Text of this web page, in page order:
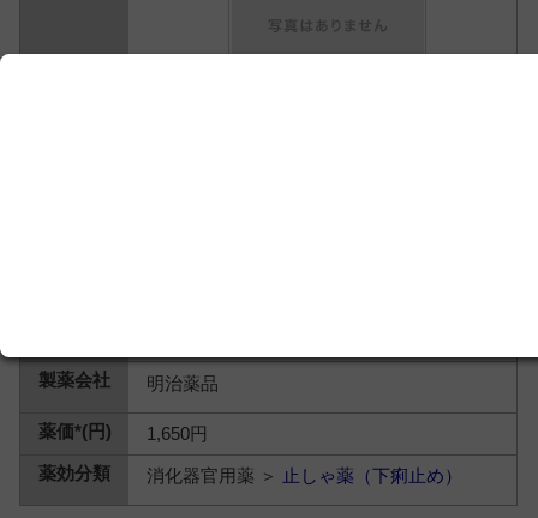
明治薬品
1,650円
消化器官用薬 ＞ 止しゃ薬（下痢止め）